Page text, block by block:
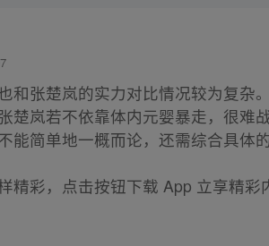
和张楚岚的实力对比情况较为复杂
楚岚若不依靠体内元婴暴走，很难
能简单地一概而论，还需综合具体
精彩，点击按钮下载 App 立享精彩